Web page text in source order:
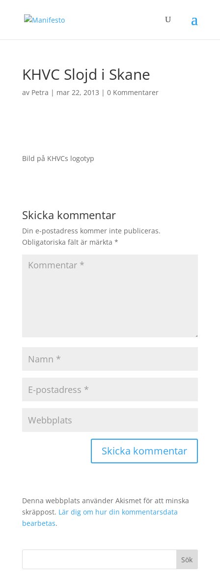
KHVC Slojd i Skane
av Petra | mar 22, 2013 | 0 Kommentarer
Bild på KHVCs logotyp
Skicka kommentar
Din e-postadress kommer inte publiceras.
Obligatoriska fält är märkta *
Denna webbplats använder Akismet för att minska
skräppost. Lär dig om hur din kommentarsdata
bearbetas.